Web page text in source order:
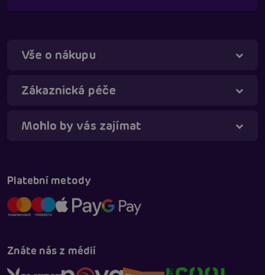
Vše o nákupu
Zákaznická péče
Mohlo by vás zajímat
Platební metody
Znáte nás z médií